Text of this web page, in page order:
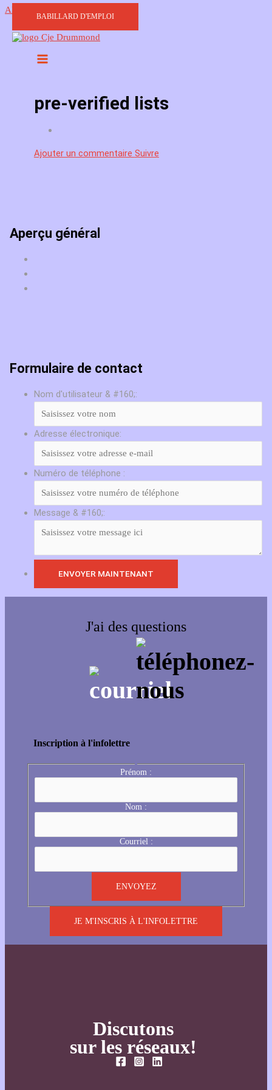
Aller au contenu
BABILLARD D'EMPLOI
pre-verified lists
Ajouter un commentaire Suivre
Aperçu général
Formulaire de contact
Nom d'utilisateur & #160;:
Adresse électronique:
Numéro de téléphone :
Message & #160;:
J'ai des questions
Inscription à l'infolettre
Prénom :
Nom :
Courriel :
JE M'INSCRIS À L'INFOLETTRE
Discutons
sur les réseaux!